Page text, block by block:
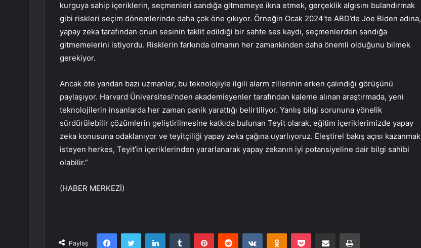
kurguya sahip içeriklerin, seçmenleri sandığa gitmemeye ikna etmek, gerçeklik algısını bulandırmak
gibi riskleri seçim dönemlerinde daha çok öne çıkıyor. Örneğin Ocak 2024’te ABD’de Joe Biden adına,
yapay zeka tarafından onun sesinin taklit edildiği bir sahte ses kaydı, seçmenlerden sandığa
gitmemelerini istiyordu. Risklerin farkında olmanın her zamankinden daha önemli olduğunu bilmek
gerekiyor.
Ancak öte yandan bazı uzmanlar, bu teknolojiyle ilgili alarm zillerinin erken çalındığı görüşünü
paylaşıyor. Harvard Üniversitesi’nden akademisyenler tarafından kaleme alınan araştırmada, yeni
teknolojilerin insanlarda her zaman panik yarattığı belirtiliyor. Yanlış bilgi sorununa yönelik
sürdürülebilir çözümlerin geliştirilmesine katkıda bulunan Teyit olarak, eğitim içeriklerimizde yapay
zeka konusuna odaklanıyor ve teyitçiliği yapay zeka çağına uyarlıyoruz. Eleştirel bakış açısı kazanmak
isteyen herkes, Teyit’in içeriklerinden yararlanarak yapay zekanın iyi potansiyeline dair bilgi sahibi
olabilir.”
(HABER MERKEZİ)
Paylaş
FacebookTwitter LinkedInTumblr PinterestReddit VKontakteOdnoklassniki
Pocket E-Posta ile paylaş Yazdır